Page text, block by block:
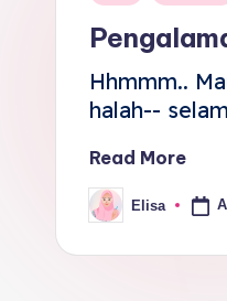
Hhmmm..
halah--
Read More
Elisa